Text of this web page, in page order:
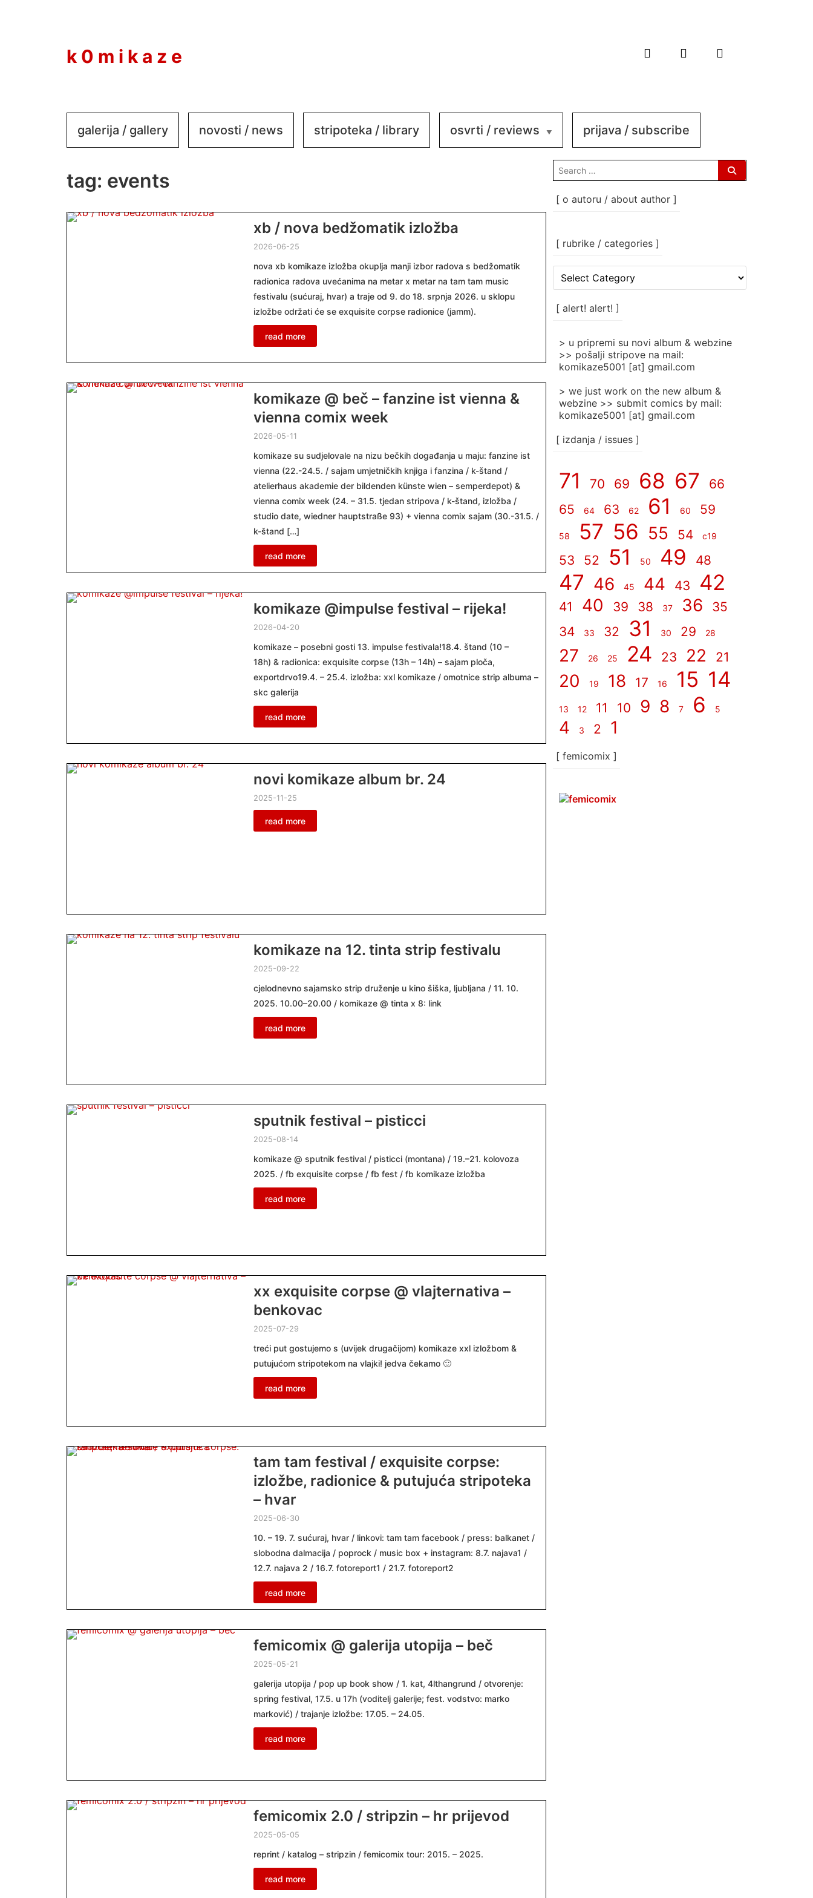
k 0 m i k a z e
galerija / gallery novosti / news stripoteka / library osvrti / reviews prijava / subscribe
tag: events
xb / nova bedžomatik izložba
2026-06-25
nova xb komikaze izložba okuplja manji izbor radova s bedžomatik
radionica radova uvećanima na metar x metar na tam tam music
festivalu (sućuraj, hvar) a traje od 9. do 18. srpnja 2026. u sklopu
izložbe održati će se exquisite corpse radionice (jamm).
read more
komikaze @ beč – fanzine ist vienna &
vienna comix week
2026-05-11
komikaze su sudjelovale na nizu bečkih događanja u maju: fanzine ist
vienna (22.-24.5. / sajam umjetničkih knjiga i fanzina / k-štand /
atelierhaus akademie der bildenden künste wien – semperdepot) &
vienna comix week (24. – 31.5. tjedan stripova / k-štand, izložba /
studio date, wiedner hauptstraße 93) + vienna comix sajam (30.-31.5. /
k-štand […]
read more
komikaze @impulse festival – rijeka!
2026-04-20
komikaze – posebni gosti 13. impulse festivala!18.4. štand (10 –
18h) & radionica: exquisite corpse (13h – 14h) – sajam ploča,
exportdrvo19.4. – 25.4. izložba: xxl komikaze / omotnice strip albuma –
skc galerija
read more
novi komikaze album br. 24
2025-11-25
read more
komikaze na 12. tinta strip festivalu
2025-09-22
cjelodnevno sajamsko strip druženje u kino šiška, ljubljana / 11. 10.
2025. 10.00–20.00 / komikaze @ tinta x 8: link
read more
sputnik festival – pisticci
2025-08-14
komikaze @ sputnik festival / pisticci (montana) / 19.–21. kolovoza
2025. / fb exquisite corpse / fb fest / fb komikaze izložba
read more
xx exquisite corpse @ vlajternativa –
benkovac
2025-07-29
treći put gostujemo s (uvijek drugačijom) komikaze xxl izložbom &
putujućom stripotekom na vlajki! jedva čekamo 🙂
read more
tam tam festival / exquisite corpse:
izložbe, radionice & putujuća stripoteka
– hvar
2025-06-30
10. – 19. 7. sućuraj, hvar / linkovi: tam tam facebook / press: balkanet /
slobodna dalmacija / poprock / music box + instagram: 8.7. najava1 /
12.7. najava 2 / 16.7. fotoreport1 / 21.7. fotoreport2
read more
femicomix @ galerija utopija – beč
2025-05-21
galerija utopija / pop up book show / 1. kat, 4lthangrund / otvorenje:
spring festival, 17.5. u 17h (voditelj galerije; fest. vodstvo: marko
marković) / trajanje izložbe: 17.05. – 24.05.
read more
femicomix 2.0 / stripzin – hr prijevod
2025-05-05
reprint / katalog – stripzin / femicomix tour: 2015. – 2025.
read more
search
for:
[ o autoru / about author ]
[ rubrike / categories ]
rubrike
categories
[ alert! alert! ]
> u pripremi su novi album & webzine
>> pošalji stripove na mail:
komikaze5001 [at] gmail.com
> we just work on the new album &
webzine >> submit comics by mail:
komikaze5001 [at] gmail.com
[ izdanja / issues ]
71 70 69 68 67
66
65
64 63 62 61 60 59
58 57 56 55 54 c19
53 52 51 50 49 48
47 46 45 44 43 42
41 40 39 38 37 36
35
34
33 32 31 30 29 28
27 26 25 24 23 22 21
20 19 18 17 16 15 14
13 12 11 10 9 8 7 6 5
4 3 2 1
[ femicomix ]